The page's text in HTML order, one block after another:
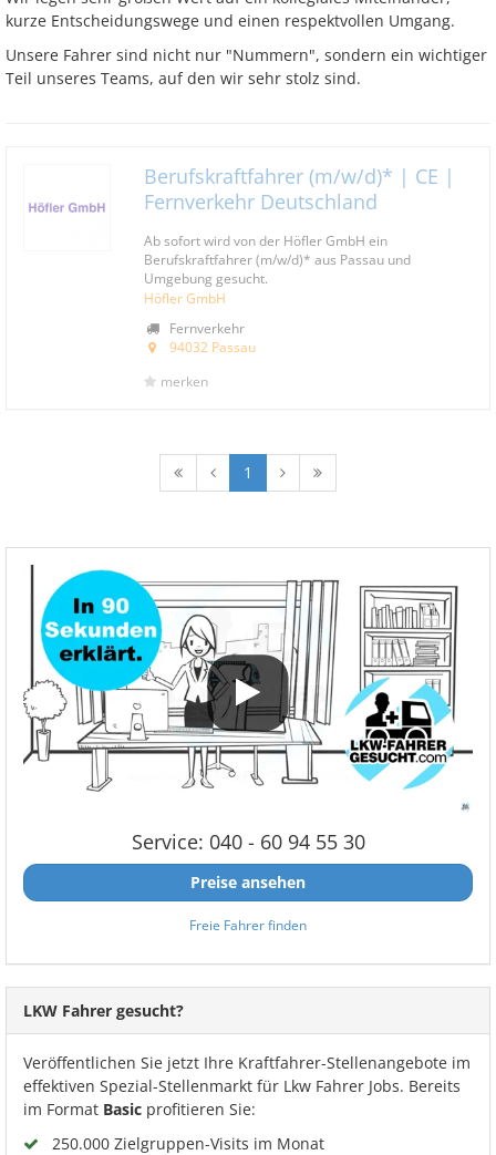
kurze Entscheidungswege und einen respektvollen Umgang.
Unsere Fahrer sind nicht nur "Nummern", sondern ein wichtiger
Teil unseres Teams, auf den wir sehr stolz sind.
Berufskraftfahrer (m/w/d)* | CE |
Fernverkehr Deutschland
Ab sofort wird von der Höfler GmbH ein
Berufskraftfahrer (m/w/d)* aus Passau und
Umgebung gesucht.
Höfler GmbH
Fernverkehr
94032 Passau
merken
1
Service: 040 - 60 94 55 30
Preise ansehen
Freie Fahrer finden
LKW Fahrer gesucht?
Veröffentlichen Sie jetzt Ihre Kraftfahrer-Stellenangebote im
effektiven Spezial-Stellenmarkt für Lkw Fahrer Jobs. Bereits
im Format Basic profitieren Sie:
250.000 Zielgruppen-Visits im Monat